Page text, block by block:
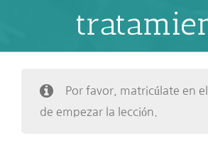
Por favor, matricúlate en el
de empezar la lección.